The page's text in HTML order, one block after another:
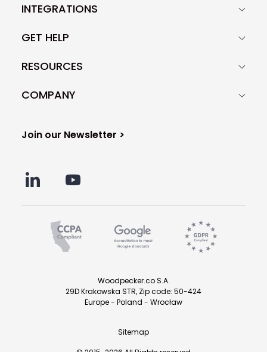
INTEGRATIONS
GET HELP
RESOURCES
COMPANY
Join our Newsletter >
Sitemap
Woodpecker.co S.A.
29D Krakowska STR, Zip code: 50-424
Europe - Poland - Wrocław